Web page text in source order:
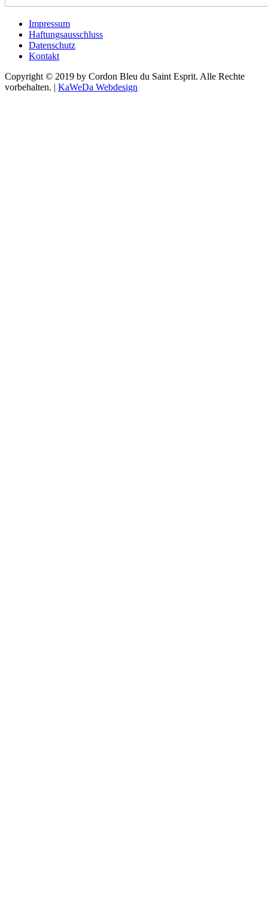
Impressum
Haftungsausschluss
Datenschutz
Kontakt
Copyright © 2019 by Cordon Bleu du Saint Esprit. Alle Rechte
vorbehalten. | KaWeDa Webdesign